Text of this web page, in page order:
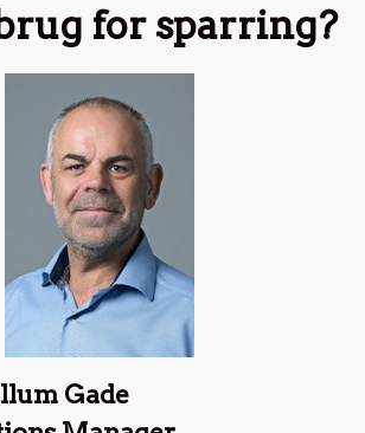
for sparring?
Gade